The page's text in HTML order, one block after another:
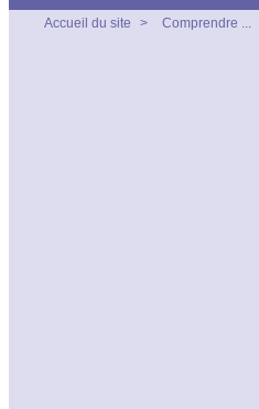
Accueil du site > Comprendre ...